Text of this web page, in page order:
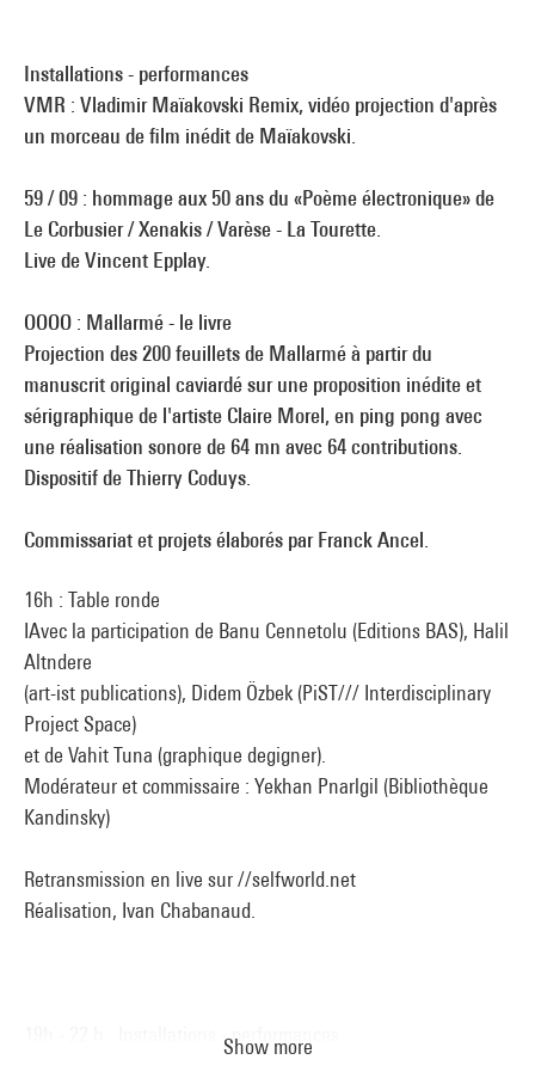
Installations - performances
VMR : Vladimir Maïakovski Remix, vidéo projection d'après
un morceau de film inédit de Maïakovski.
59 / 09 : hommage aux 50 ans du «Poème électronique» de
Le Corbusier / Xenakis / Varèse - La Tourette.
Live de Vincent Epplay.
OOOO : Mallarmé - le livre
Projection des 200 feuillets de Mallarmé à partir du
manuscrit original caviardé sur une proposition inédite et
sérigraphique de l'artiste Claire Morel, en ping pong avec
une réalisation sonore de 64 mn avec 64 contributions.
Dispositif de Thierry Coduys.
Commissariat et projets élaborés par Franck Ancel.
16h : Table ronde
IAvec la participation de Banu Cennetolu (Editions BAS), Halil
Altndere
(art-ist publications), Didem Özbek (PiST/// Interdisciplinary
Project Space)
et de Vahit Tuna (graphique degigner).
Modérateur et commissaire : Yekhan Pnarlgil (Bibliothèque
Kandinsky)
Retransmission en live sur //selfworld.net
Réalisation, Ivan Chabanaud.
19h - 22 h : Installations - performances
Show more